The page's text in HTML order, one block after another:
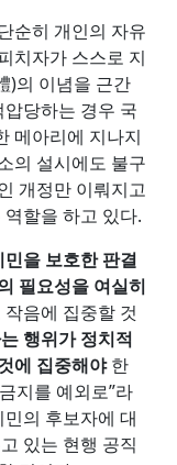
순히 개인의 자유
치자가 스스로 지
)의 이념을 근간
당하는 경우 국
메아리에 지나지
의 설시에도 불구
개정만 이뤄지고
할을 하고 있다.
을 보호한 판결
필요성을 여실히
음에 집중할 것
행위가 정치적
에 집중해야한
지를 예외로”라
의 후보자에 대
있는 현행 공직